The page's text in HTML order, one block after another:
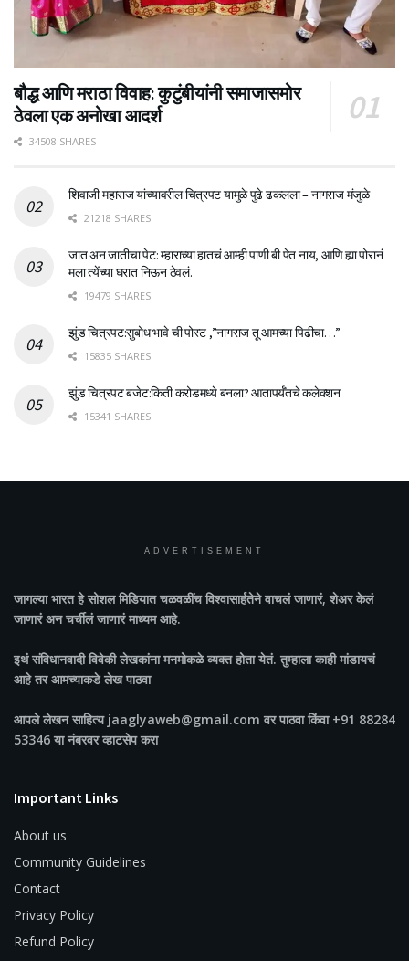
बौद्ध आणि मराठा विवाह: कुटुंबीयांनी समाजासमोर
ठेवला एक अनोखा आदर्श
34508 SHARES
शिवाजी महाराज यांच्यावरील चित्रपट यामुळे पुढे ढकलला – नागराज मंजुळे
21218 SHARES
जात अन जातीचा पेट: म्हाराच्या हातचं आम्ही पाणी बी पेत नाय, आणि ह्या पोरानं
मला त्येंच्या घरात निऊन ठेवलं.
19479 SHARES
झुंड चित्रपट:सुबोध भावे ची पोस्ट ,”नागराज तू आमच्या पिढीचा…”
15835 SHARES
झुंड चित्रपट बजेट:किती करोडमध्ये बनला? आतापर्यँतचे कलेक्शन
15341 SHARES
ADVERTISEMENT
जागल्या भारतहे सोशल मिडियात चळवळींच विश्वासार्हतेने वाचलं जाणारं, शेअर केलं
जाणारं अन चर्चीलं जाणारं माध्यम आहे.
इथं संविधानवादी विवेकी लेखकांना मनमोकळे व्यक्त होता येतं. तुम्हाला काही मांडायचं
आहे तर आमच्याकडे लेख पाठवा
आपले लेखन साहित्य jaaglyaweb@gmail.com वर पाठवा किंवा +91 88284
53346 या नंबरवर व्हाटसेप करा
Important Links
About us
Community Guidelines
Contact
Privacy Policy
Refund Policy